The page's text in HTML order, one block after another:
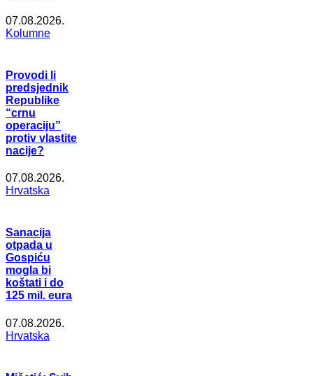
07.08.2026.
Kolumne
Provodi li
predsjednik
Republike
“crnu
operaciju”
protiv vlastite
nacije?
07.08.2026.
Hrvatska
Sanacija
otpada u
Gospiću
mogla bi
koštati i do
125 mil. eura
07.08.2026.
Hrvatska